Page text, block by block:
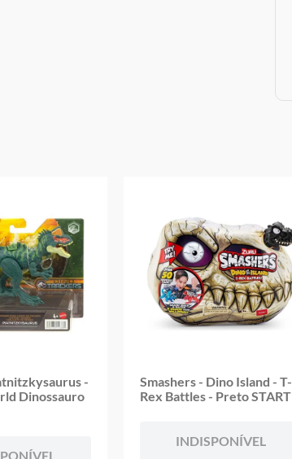
-
Dinossauro
Smashers - Dino Island - T-
Rex Battles - Preto START
INDISPONÍVEL